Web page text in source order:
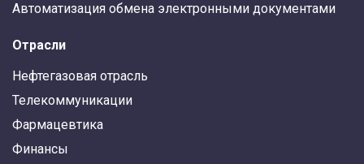
Автоматизация обмена электронными документами
Отрасли
Нефтегазовая отрасль
Телекоммуникации
Фармацевтика
Финансы